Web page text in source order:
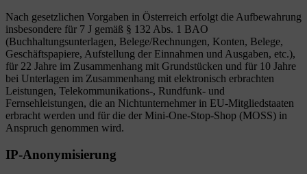
Nach gesetzlichen Vorgaben in Österreich erfolgt die Aufbewahrung
insbesondere für 7 J gemäß § 132 Abs. 1 BAO
(Buchhaltungsunterlagen, Belege/Rechnungen, Konten, Belege,
Geschäftspapiere, Aufstellung der Einnahmen und Ausgaben, etc.),
für 22 Jahre im Zusammenhang mit Grundstücken und für 10 Jahre
bei Unterlagen im Zusammenhang mit elektronisch erbrachten
Leistungen, Telekommunikations-, Rundfunk- und
Fernsehleistungen, die an Nichtunternehmer in EU-Mitgliedstaaten
erbracht werden und für die der Mini-One-Stop-Shop (MOSS) in
Anspruch genommen wird.
IP-Anonymisierung